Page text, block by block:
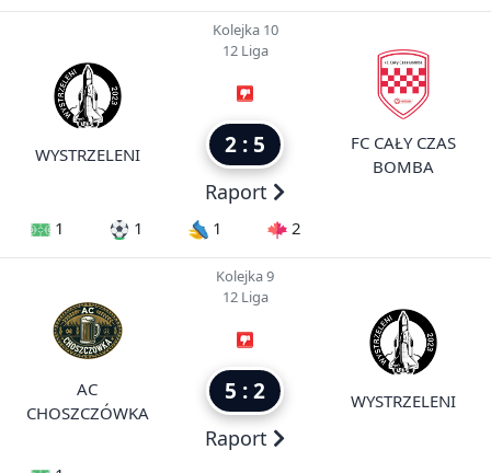
WYSTRZELENI
Kolejka 10
12 Liga
2 : 5
Raport
FC CAŁY CZAS
BOMBA
1 1 1 2
AC
CHOSZCZÓWKA
Kolejka 9
12 Liga
5 : 2
Raport
WYSTRZELENI